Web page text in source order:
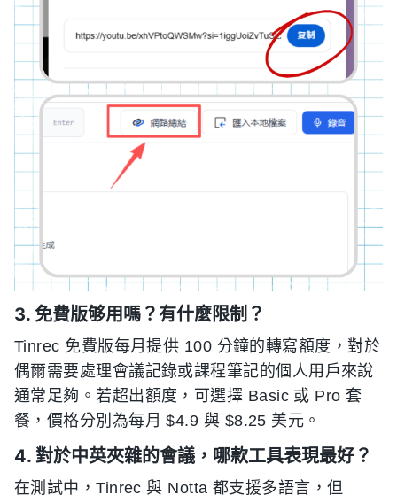
3. 免費版够用嗎？有什麼限制？
Tinrec 免費版每月提供 100 分鐘的轉寫額度，對於
偶爾需要處理會議記錄或課程筆記的個人用戶來說
通常足夠。若超出額度，可選擇 Basic 或 Pro 套
餐，價格分別為每月 $4.9 與 $8.25 美元。
4. 對於中英夾雜的會議，哪款工具表現最好？
在測試中，Tinrec 與 Notta 都支援多語言，但